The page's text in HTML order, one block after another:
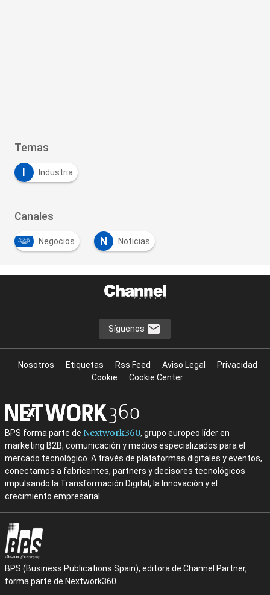
Temas
Industria
Canales
Negocios N Noticias
Síguenos
Nosotros Etiquetas Rss Feed Aviso Legal
Privacidad
Cookie
Cookie Center
BPS forma parte de Nextwork360, grupo europeo líder en
marketing B2B, comunicación y medios especializados para el
mercado tecnológico. A través de plataformas digitales y eventos,
conectamos a fabricantes, partners y decisores tecnológicos
impulsando la Transformación Digital, la Innovación y el
crecimiento empresarial.
BPS (Business Publications Spain), editora de Channel Partner,
forma parte de Nextwork360.